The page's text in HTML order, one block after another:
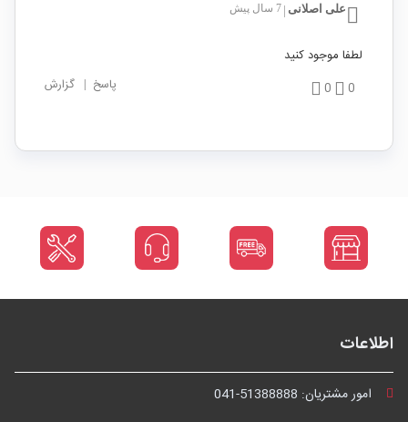
علی اصلانی 7 سال پیش
لطفا موجود کنید
0
0 پاسخ | گزارش
اطلاعات
امور مشتریان: 041-51388888